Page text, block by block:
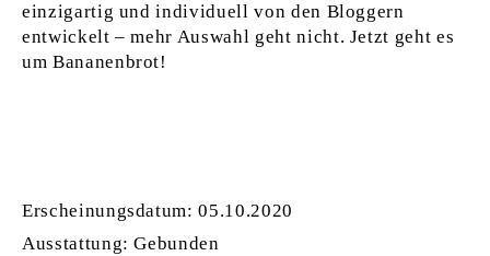
einzigartig und individuell von den Bloggern
entwickelt – mehr Auswahl geht nicht. Jetzt geht es
um Bananenbrot!
Erscheinungsdatum: 05.10.2020
Ausstattung: Gebunden